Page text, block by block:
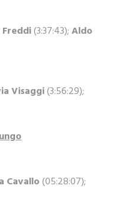
(3:37:43);Aldo
Visaggi(3:56:29);
Cavallo (05:28:07);